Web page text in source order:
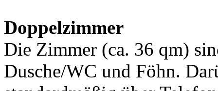
Doppelzimmer
Die Zimmer (ca. 36 qm)
Dusche/WC und Föhn.